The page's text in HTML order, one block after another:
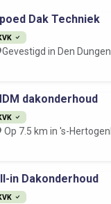
Dak Techniek
Gevestigd in Den Dungen
dakonderhoud
Op 7.5 km in 's-
in Dakonderhoud